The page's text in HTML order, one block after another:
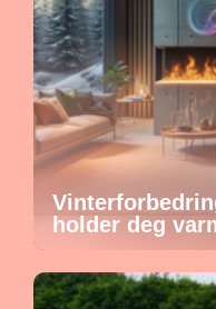
holder deg